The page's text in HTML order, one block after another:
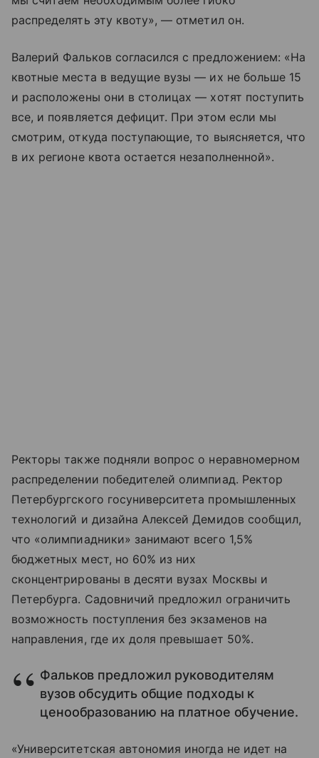
распределять эту квоту», — отметил он.
Валерий Фальков согласился с предложением: «На
квотные места в ведущие вузы — их не больше 15
и расположены они в столицах — хотят поступить
все, и появляется дефицит. При этом если мы
смотрим, откуда поступающие, то выясняется, что
в их регионе квота остается незаполненной».
Ректоры также подняли вопрос о неравномерном
распределении победителей олимпиад. Ректор
Петербургского госуниверситета промышленных
технологий и дизайна Алексей Демидов сообщил,
что «олимпиадники» занимают всего 1,5%
бюджетных мест, но 60% из них
сконцентрированы в десяти вузах Москвы и
Петербурга. Садовничий предложил ограничить
возможность поступления без экзаменов на
направления, где их доля превышает 50%.
Фальков предложил руководителям
вузов обсудить общие подходы к
ценообразованию на платное обучение.
«Университетская автономия иногда не идет на